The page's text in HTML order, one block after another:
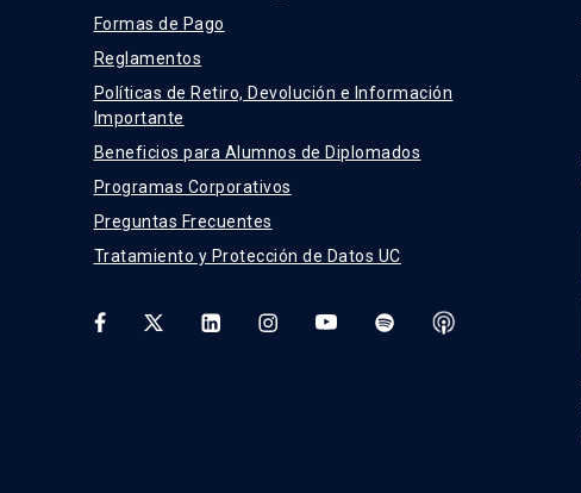
Formas de Pago
Reglamentos
Políticas de Retiro, Devolución e Información
Importante
Beneficios para Alumnos de Diplomados
Programas Corporativos
Preguntas Frecuentes
Tratamiento y Protección de Datos UC